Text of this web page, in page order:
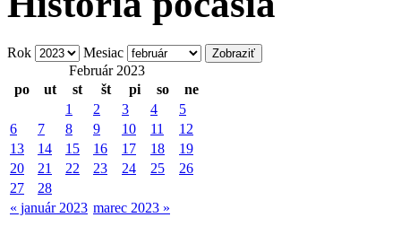
Rok
Mesiac
Február 2023
po
ut st št pi so ne
« január 2023 marec 2023 »
1 2 3 4
5
6
7 8 9 10 11
12
13
14 15 16 17 18
19
20
21 22 23 24 25
26
27
28